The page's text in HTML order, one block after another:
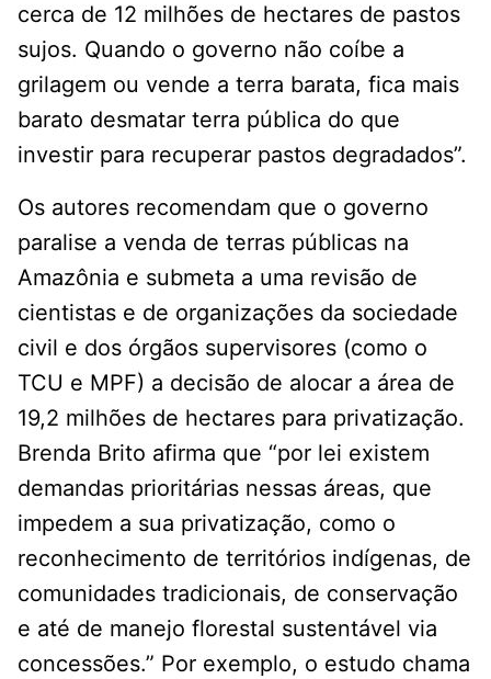
cerca de 12 milhões de hectares de pastos
sujos. Quando o governo não coíbe a
grilagem ou vende a terra barata, fica mais
barato desmatar terra pública do que
investir para recuperar pastos degradados”.
Os autores recomendam que o governo
paralise a venda de terras públicas na
Amazônia e submeta a uma revisão de
cientistas e de organizações da sociedade
civil e dos órgãos supervisores (como o
TCU e MPF) a decisão de alocar a área de
19,2 milhões de hectares para privatização.
Brenda Brito afirma que “por lei existem
demandas prioritárias nessas áreas, que
impedem a sua privatização, como o
reconhecimento de territórios indígenas, de
comunidades tradicionais, de conservação
e até de manejo florestal sustentável via
concessões.” Por exemplo, o estudo chama